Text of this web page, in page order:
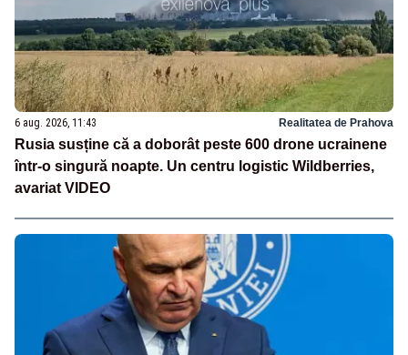
6 aug. 2026, 11:43 Realitatea de Prahova
Rusia susține că a doborât peste 600 drone ucrainene
într-o singură noapte. Un centru logistic Wildberries,
avariat VIDEO